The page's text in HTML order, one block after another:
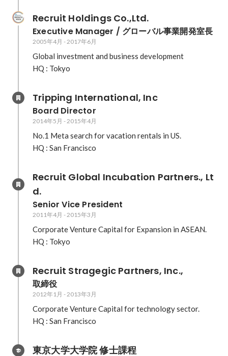
ンテック、データ活用で最適、正確マッチング
https://japan.cnet.com/article/35150517/
Diamond Signal / 台風被害のブルーシート張りボ
乗り出す理由
https://signal.diamond.jp/articles/-/44
Recruit Holdings Co.,Ltd.
Executive Manager / グローバル事業開発室長
2005年4月 - 2017年6月
Global investment and business development
Tripping International, Inc
Board Director
2014年5月 - 2015年4月
No.1 Meta search for vacation rentals in US.
HQ : San Francisco
Recruit Global Incubation Partners., Lt
d.
Senior Vice President
2011年4月 - 2015年3月
Corporate Venture Capital for Expansion in ASEAN.
HQ : Tokyo
Recruit Stragegic Partners, Inc.,
取締役
2012年1月 - 2013年3月
Corporate Venture Capital for technology sector.
HQ : San Francisco
東京大学大学院 修士課程